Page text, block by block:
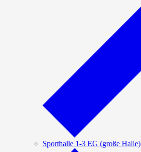
Sporthalle 1-3 EG (große Halle)